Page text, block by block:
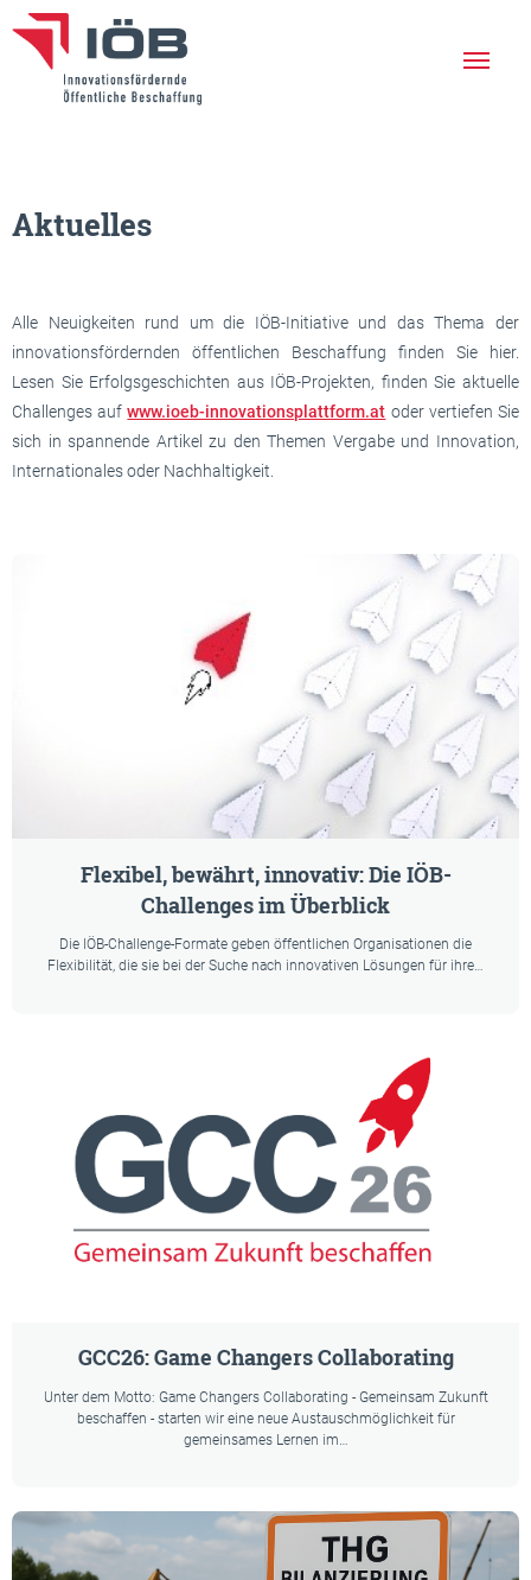
Netzwerk
Veranstaltungen
Newsletter
Aktuelles
Alle Neuigkeiten rund um die IÖB-Initiative und das Thema der
innovationsfördernden öffentlichen Beschaffung finden Sie hier.
Lesen Sie Erfolgsgeschichten aus IÖB-Projekten, finden Sie aktuelle
Challenges aufwww.ioeb-innovationsplattform.at oder vertiefen Sie
sich in spannende Artikel zu den Themen Vergabe und Innovation,
Internationales oder Nachhaltigkeit.
Flexibel, bewährt, innovativ: Die IÖB-
Challenges im Überblick
Die IÖB-Challenge-Formate geben öffentlichen Organisationen die
Flexibilität, die sie bei der Suche nach innovativen Lösungen für ihre…
GCC26: Game Changers Collaborating
Unter dem Motto: Game Changers Collaborating - Gemeinsam Zukunft
beschaffen - starten wir eine neue Austauschmöglichkeit für
gemeinsames Lernen im…